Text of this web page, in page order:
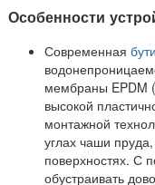
Особенности
Современная
мембраны EPDM
высокой
монтажной
углах чаши
поверхностях. С
обустраивать